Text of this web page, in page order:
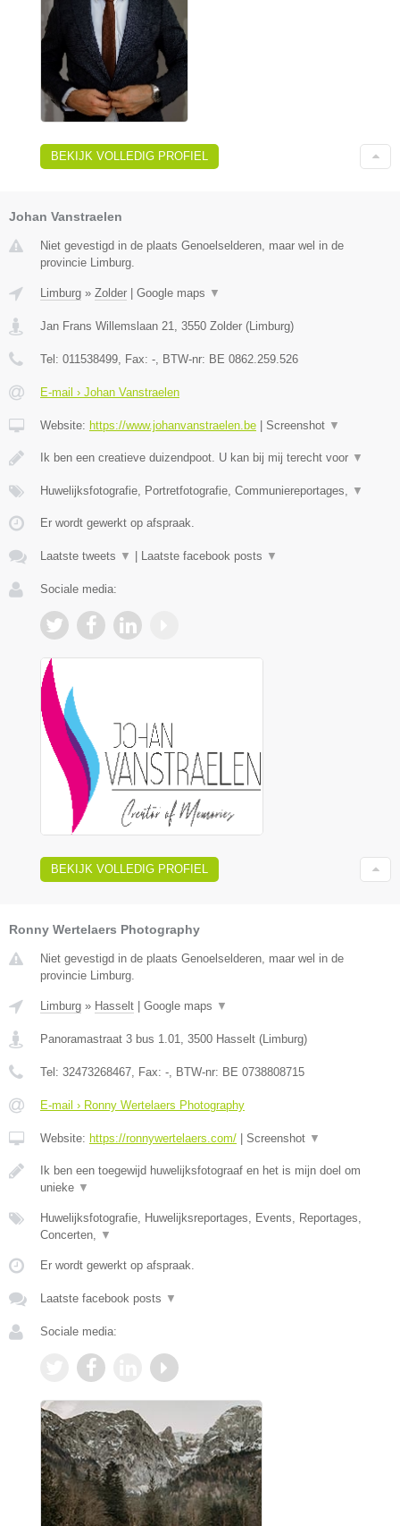
BEKIJK VOLLEDIG PROFIEL
Johan Vanstraelen
Niet gevestigd in de plaats Genoelselderen, maar wel in de
provincie Limburg.
Limburg » Zolder Google maps ▼
Jan Frans Willemslaan 21 3550 Zolder ( Limburg)
Tel: 011538499 , Fax: - , BTW-nr: BE 0862.259.526
E-mail › Johan Vanstraelen
Website: https://www.johanvanstraelen.be Screenshot ▼
Ik ben een creatieve duizendpoot. U kan bij mij terecht voor ▼
Huwelijksfotografie, Portretfotografie, Communiereportages, ▼
Er wordt gewerkt op afspraak.
Laatste tweets ▼ Laatste facebook posts ▼
Sociale media:
BEKIJK VOLLEDIG PROFIEL
Ronny Wertelaers Photography
Niet gevestigd in de plaats Genoelselderen, maar wel in de
provincie Limburg.
Limburg » Hasselt Google maps ▼
Panoramastraat 3 bus 1.01, 3500 Hasselt (Limburg)
Tel: 32473268467, Fax: -, BTW-nr: BE 0738808715
E-mail › Ronny Wertelaers Photography
Website: https://ronnywertelaers.com/ Screenshot ▼
Ik ben een toegewijd huwelijksfotograaf en het is mijn doel om
unieke ▼
Huwelijksfotografie, Huwelijksreportages, Events, Reportages,
Concerten, ▼
Er wordt gewerkt op afspraak.
Laatste facebook posts ▼
Sociale media: